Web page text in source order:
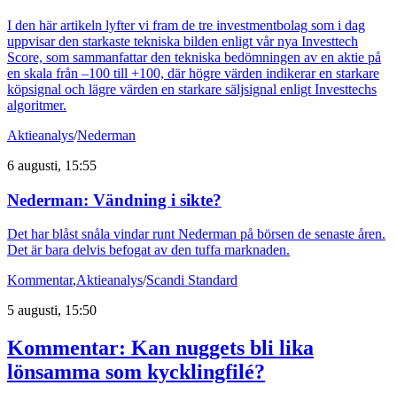
I den här artikeln lyfter vi fram de tre investmentbolag som i dag
uppvisar den starkaste tekniska bilden enligt vår nya Investtech
Score, som sammanfattar den tekniska bedömningen av en aktie på
en skala från –100 till +100, där högre värden indikerar en starkare
köpsignal och lägre värden en starkare säljsignal enligt Investtechs
algoritmer.
Aktieanalys/Nederman
6 augusti, 15:55
Nederman: Vändning i sikte?
Det har blåst snåla vindar runt Nederman på börsen de senaste åren.
Det är bara delvis befogat av den tuffa marknaden.
Kommentar,Aktieanalys/Scandi Standard
5 augusti, 15:50
Kommentar: Kan nuggets bli lika
lönsamma som kycklingfilé?